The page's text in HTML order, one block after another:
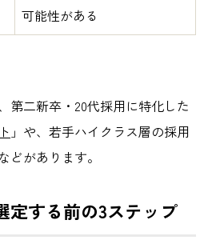
可能性がある
第二新卒・20代採用に特化した
」や、若手ハイクラス層の採用
どがあります。
定する前の3ステップ